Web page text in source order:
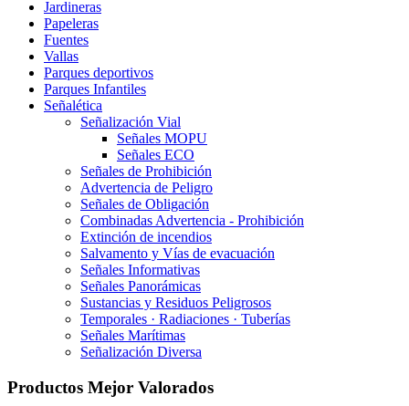
Jardineras
Papeleras
Fuentes
Vallas
Parques deportivos
Parques Infantiles
Señalética
Señalización Vial
Señales MOPU
Señales ECO
Señales de Prohibición
Advertencia de Peligro
Señales de Obligación
Combinadas Advertencia - Prohibición
Extinción de incendios
Salvamento y Vías de evacuación
Señales Informativas
Señales Panorámicas
Sustancias y Residuos Peligrosos
Temporales · Radiaciones · Tuberías
Señales Marítimas
Señalización Diversa
Productos Mejor Valorados